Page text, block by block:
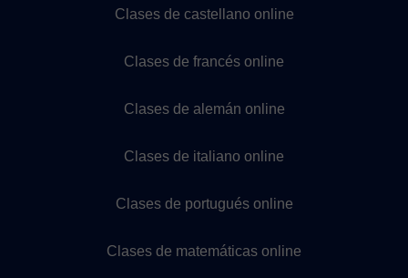
Clases de castellano online
Clases de francés online
Clases de alemán online
Clases de italiano online
Clases de portugués online
Clases de matemáticas online